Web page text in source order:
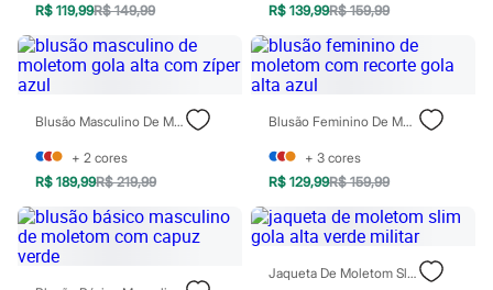
4 a 12 anos
Roupas menino
0 a 24 meses
1 a 5 anos
10 a 16 anos
Acessórios
Recém-nascido
Bolsas e Mochilas
Chapéus
Calçados
Botas
Chinelos
Pantufas
R$ 119,99R$ 149,99 R$ 139,99R$ 159,99
Blusão Masculino De Moletom Gola Alta Com Zíper Azul
+ 2 cores
R$ 189,99R$ 219,99
Blusão Feminino De Moletom Com Recorte Gola Alta Azul
+ 3 cores
R$ 129,99R$ 159,99
Jaqueta De Moletom Slim Gola Alta Verde Militar